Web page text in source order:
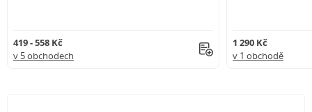
419 - 558 Kč
v 5 obchodech
1 290 Kč
v 1 obchodě